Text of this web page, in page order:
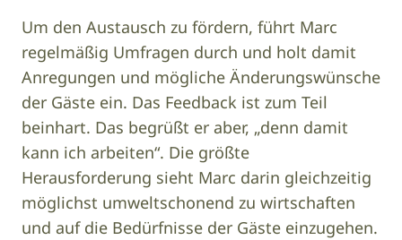
Um den Austausch zu fördern, führt Marc
regelmäßig Umfragen durch und holt damit
Anregungen und mögliche Änderungswünsche
der Gäste ein. Das Feedback ist zum Teil
beinhart. Das begrüßt er aber, „denn damit
kann ich arbeiten“. Die größte
Herausforderung sieht Marc darin gleichzeitig
möglichst umweltschonend zu wirtschaften
und auf die Bedürfnisse der Gäste einzugehen.